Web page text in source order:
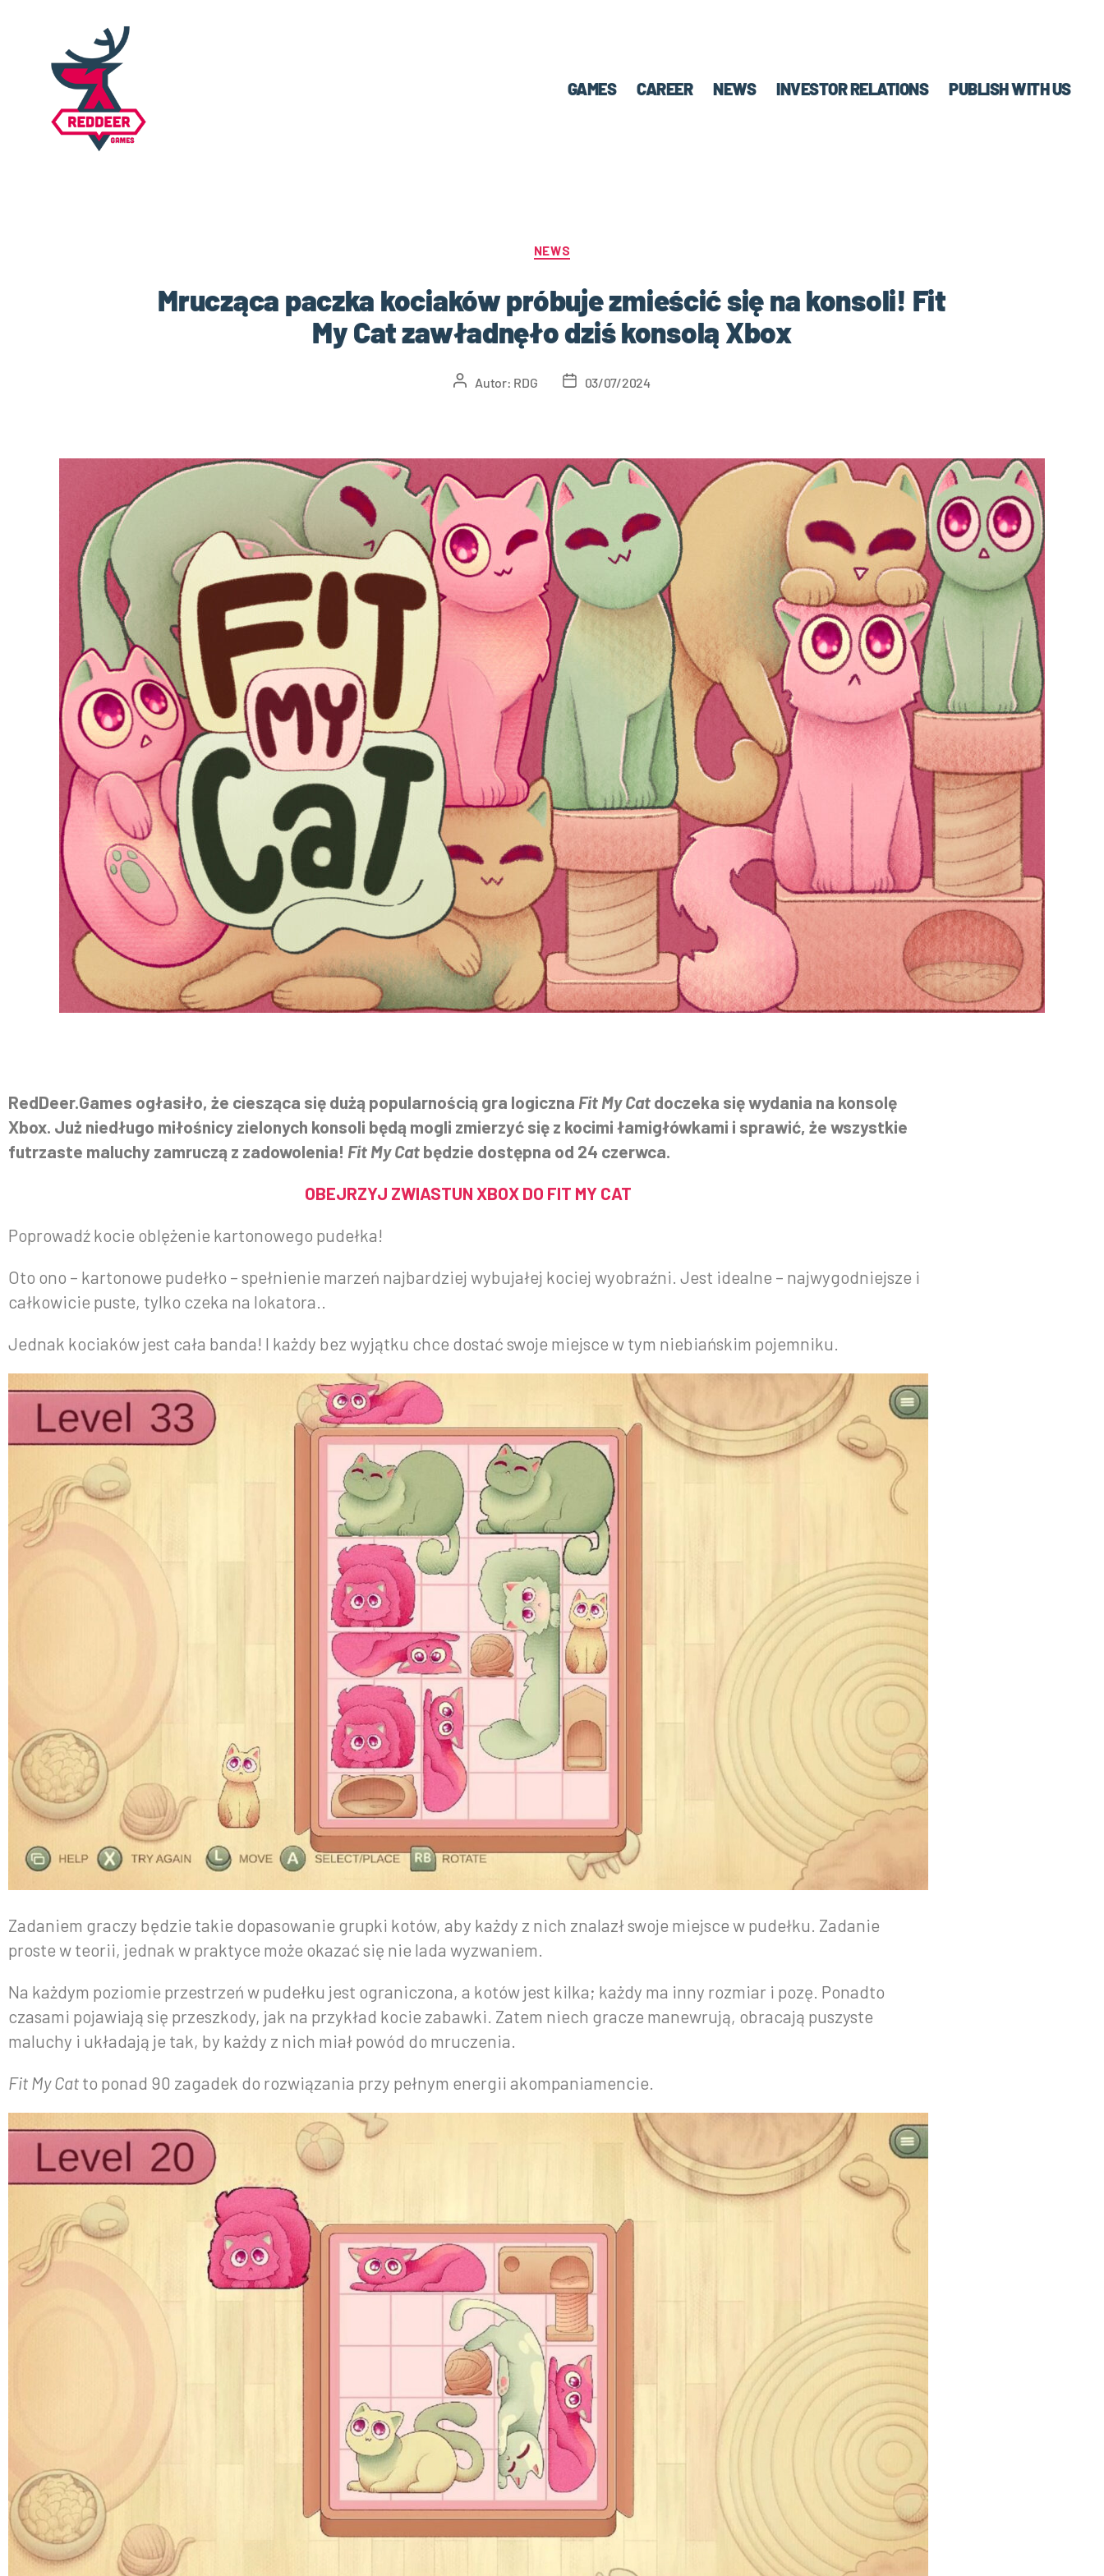
GAMES CAREER NEWS INVESTOR RELATIONS PUBLISH WITH US
NEWS
Mrucząca paczka kociaków próbuje zmieścić się na konsoli! Fit
My Cat zawładnęło dziś konsolą Xbox
Autor: RDG 03/07/2024
RedDeer.Games ogłasiło, że ciesząca się dużą popularnością gra logiczna Fit My Cat doczeka się wydania na konsolę
Xbox. Już niedługo miłośnicy zielonych konsoli będą mogli zmierzyć się z kocimi łamigłówkami i sprawić, że wszystkie
futrzaste maluchy zamruczą z zadowolenia! Fit My Cat będzie dostępna od 24 czerwca.
OBEJRZYJ ZWIASTUN XBOX DO FIT MY CAT
Poprowadź kocie oblężenie kartonowego pudełka!
Oto ono – kartonowe pudełko – spełnienie marzeń najbardziej wybujałej kociej wyobraźni. Jest idealne – najwygodniejsze i
całkowicie puste, tylko czeka na lokatora..
Jednak kociaków jest cała banda! I każdy bez wyjątku chce dostać swoje miejsce w tym niebiańskim pojemniku.
Zadaniem graczy będzie takie dopasowanie grupki kotów, aby każdy z nich znalazł swoje miejsce w pudełku. Zadanie
proste w teorii, jednak w praktyce może okazać się nie lada wyzwaniem.
Na każdym poziomie przestrzeń w pudełku jest ograniczona, a kotów jest kilka; każdy ma inny rozmiar i pozę. Ponadto
czasami pojawiają się przeszkody, jak na przykład kocie zabawki. Zatem niech gracze manewrują, obracają puszyste
maluchy i układają je tak, by każdy z nich miał powód do mruczenia.
Fit My Cat to ponad 90 zagadek do rozwiązania przy pełnym energii akompaniamencie.